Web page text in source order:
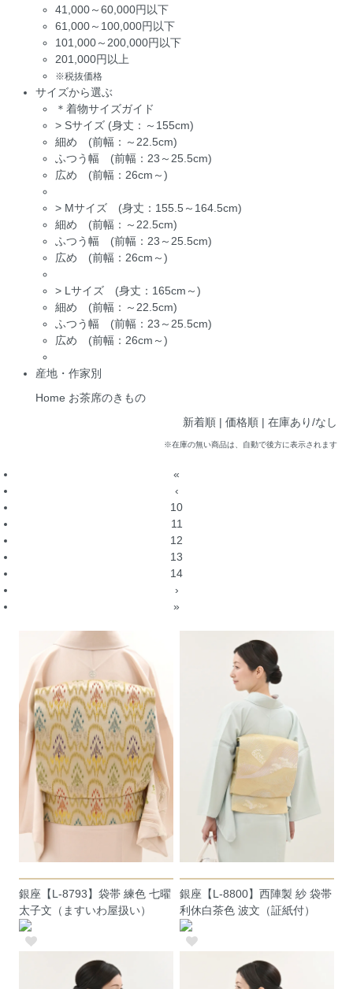
41,000～60,000円以下
61,000～100,000円以下
101,000～200,000円以下
201,000円以上
※税抜価格
サイズから選ぶ
＊着物サイズガイド
> Sサイズ (身丈：～155cm)
細め (前幅：～22.5cm)
ふつう幅 (前幅：23～25.5cm)
広め (前幅：26cm～)
> Mサイズ (身丈：155.5～164.5cm)
細め (前幅：～22.5cm)
ふつう幅 (前幅：23～25.5cm)
広め (前幅：26cm～)
> Lサイズ (身丈：165cm～)
細め (前幅：～22.5cm)
ふつう幅 (前幅：23～25.5cm)
広め (前幅：26cm～)
産地・作家別
Home お茶席のきもの
新着順 | 価格順 | 在庫あり/なし
※在庫の無い商品は、自動で後方に表示されます
«
‹
10
11
12
13
14
›
»
銀座【L-8793】袋帯 練色 七曜
太子文（ますいわ屋扱い）
銀座【L-8800】西陣製 紗 袋帯
利休白茶色 波文（証紙付）